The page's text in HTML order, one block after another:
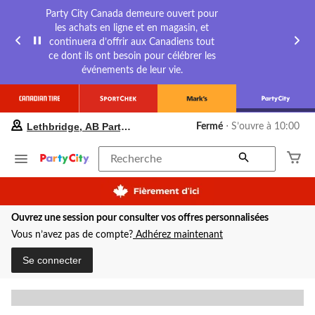
Party City Canada demeure ouvert pour
les achats en ligne et en magasin, et
continuera d’offrir aux Canadiens tout
ce dont ils ont besoin pour célébrer les
événements de leur vie.
préféré
Lethbridge,
Party
City,
courament
Fermé,
cliquer
pour
Lethbridge, AB Party City Fermé ⋅ S’ouvre à 10:00
Recherche
Ouvrez une session pour consulter vos offres personnalisées
Vous n’avez pas de compte? Adhérez maintenant
Se connecter